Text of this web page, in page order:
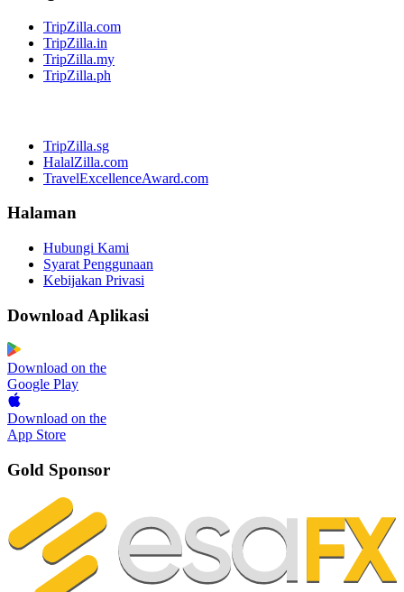
TripZilla.com
TripZilla.in
TripZilla.my
TripZilla.ph
TripZilla.sg
HalalZilla.com
TravelExcellenceAward.com
Halaman
Hubungi Kami
Syarat Penggunaan
Kebijakan Privasi
Download Aplikasi
Download on the
Google Play
Download on the
App Store
Gold Sponsor